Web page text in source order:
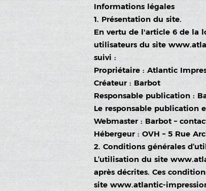
Informations légales
1. Présentation du site.
En vertu de l'article 6 de la
utilisateurs du site
suivi :
Propriétaire : Atlantic
Créateur : Barbot
Responsable publication :
Le responsable publication
Webmaster : Barbot –
Hébergeur : OVH – 5 Rue
2. Conditions générales
L’utilisation du site
après décrites. Ces
site www.atlantic-